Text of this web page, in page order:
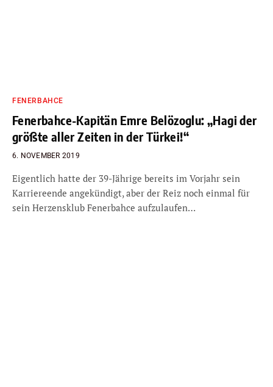
FENERBAHCE
Fenerbahce-Kapitän Emre Belözoglu: „Hagi der
größte aller Zeiten in der Türkei!“
6. NOVEMBER 2019
Eigentlich hatte der 39-Jährige bereits im Vorjahr sein
Karriereende angekündigt, aber der Reiz noch einmal für
sein Herzensklub Fenerbahce aufzulaufen…